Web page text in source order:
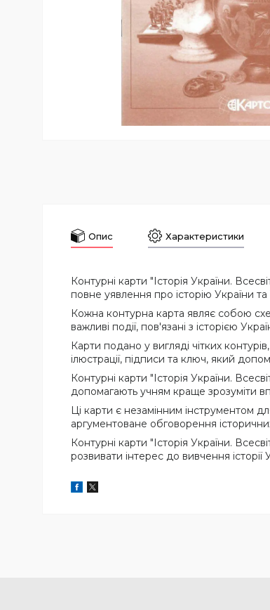
Опис Характеристики
Контурні карти "Історія України.
повне уявлення про історію України та
Кожна контурна карта являє собою
важливі події, пов'язані з історією
Карти подано у вигляді чітких
ілюстрації, підписи та ключ, який
Контурні карти "Історія України.
допомагають учням краще зрозуміти
Ці карти є незамінним інструментом
аргументоване обговорення
Контурні карти "Історія України.
розвивати інтерес до вивчення історії